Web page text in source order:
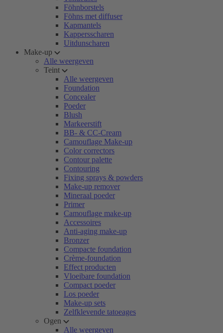
Föhnborstels
Föhns met diffuser
Kapmantels
Kappersscharen
Uitdunscharen
Make-up
Alle weergeven
Teint
Alle weergeven
Foundation
Concealer
Poeder
Blush
Markeerstift
BB- & CC-Cream
Camouflage Make-up
Color correctors
Contour palette
Contouring
Fixing sprays & powders
Make-up remover
Mineraal poeder
Primer
Camouflage make-up
Accessoires
Anti-aging make-up
Bronzer
Compacte foundation
Crème-foundation
Effect producten
Vloeibare foundation
Compact poeder
Los poeder
Make-up sets
Zelfklevende tatoeages
Ogen
Alle weergeven